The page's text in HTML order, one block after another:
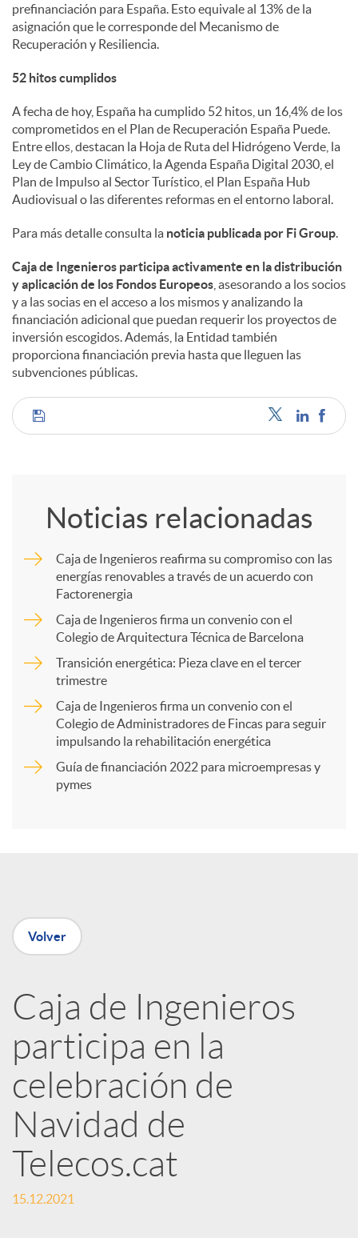
prefinanciación para España. Esto equivale al 13% de la
asignación que le corresponde del Mecanismo de
Recuperación y Resiliencia.
52 hitos cumplidos
A fecha de hoy, España ha cumplido 52 hitos, un 16,4% de los
comprometidos en el Plan de Recuperación España Puede.
Entre ellos, destacan la Hoja de Ruta del Hidrógeno Verde, la
Ley de Cambio Climático, la Agenda España Digital 2030, el
Plan de Impulso al Sector Turístico, el Plan España Hub
Audiovisual o las diferentes reformas en el entorno laboral.
Para más detalle consulta la noticia publicada por Fi Group.
Caja de Ingenieros participa activamente en la distribución
y aplicación de los Fondos Europeos , asesorando a los socios
y a las socias en el acceso a los mismos y analizando la
financiación adicional que puedan requerir los proyectos de
inversión escogidos. Además, la Entidad también
proporciona financiación previa hasta que lleguen las
subvenciones públicas.
C
m
r
n
R
e
d
e
s
Noticias relacionadas
Caja de Ingenieros reafirma su compromiso con las
energías renovables a través de un acuerdo con
Factorenergia
Caja de Ingenieros firma un convenio con el
Colegio de Arquitectura Técnica de Barcelona
Transición energética: Pieza clave en el tercer
trimestre
Caja de Ingenieros firma un convenio con el
Colegio de Administradores de Fincas para seguir
impulsando la rehabilitación energética
Guía de financiación 2022 para microempresas y
pymes
Volver
Caja de Ingenieros
participa en la
celebración de
Navidad de
Telecos.cat
15.12.2021